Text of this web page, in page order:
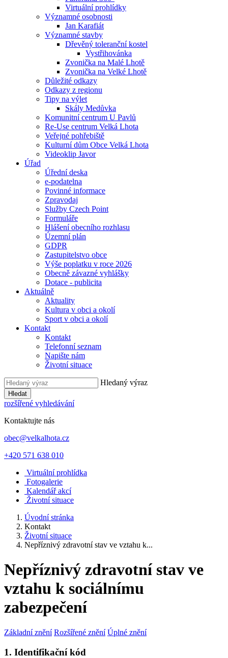
Virtuální prohlídky
Významné osobnosti
Jan Karafiát
Významné stavby
Dřevěný toleranční kostel
Vystřihovánka
Zvonička na Malé Lhotě
Zvonička na Velké Lhotě
Důležité odkazy
Odkazy z regionu
Tipy na výlet
Skály Medůvka
Komunitní centrum U Pavlů
Re-Use centrum Velká Lhota
Veřejné pohřebiště
Kulturní dům Obce Velká Lhota
Videoklip Javor
Úřad
Úřední deska
e-podatelna
Povinné informace
Zpravodaj
Služby Czech Point
Formuláře
Hlášení obecního rozhlasu
Územní plán
GDPR
Zastupitelstvo obce
Výše poplatku v roce 2026
Obecně závazné vyhlášky
Dotace - publicita
Aktuálně
Aktuality
Kultura v obci a okolí
Sport v obci a okolí
Kontakt
Kontakt
Telefonní seznam
Napište nám
Životní situace
Hledaný výraz
Hledat
rozšířené vyhledávání
Kontaktujte nás
obec@velkalhota.cz
+420 571 638 010
Virtuální prohlídka
Fotogalerie
Kalendář akcí
Životní situace
Úvodní stránka
Kontakt
Životní situace
Nepříznivý zdravotní stav ve vztahu k...
Nepříznivý zdravotní stav ve
vztahu k sociálnímu
zabezpečení
Základní znění Rozšířené znění Úplné znění
1. Identifikační kód